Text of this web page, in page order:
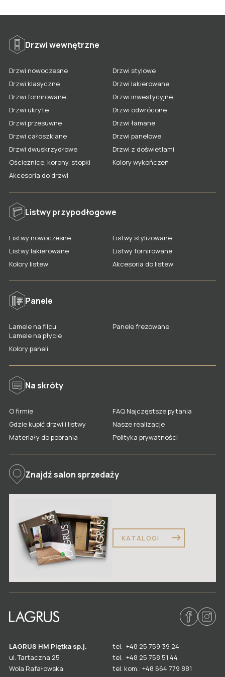
Drzwi lakierowane
Drzwi fornirowane
Drzwi nowoczesne
Drzwi stylowe
Drzwi klasyczne
Drzwi ukryte
Drzwi odwrócone
Drzwi przesuwne
Drzwi całoszklane
Drzwi panelowe
Drzwi dwuskrzydłowe
Ościeżnice, korony, stopki, naświetla
Rodzaje i kolory szkła
Akcesoria do drzwi
Gdzie kupić drzwi LAGRUS?
Listwy nowoczesne
Listwy stylizowane
Kolory listew
Akcesoria dla listew
Gdzie kupić listwy LAGRUS?
Lamele na płycie
Kolory paneli
Gdzie kupić panele LAGRUS?
Drzwi wewnętrzne
Drzwi nowoczesne
Drzwi stylowe
Drzwi klasyczne
Drzwi lakierowane
Drzwi fornirowane
Drzwi inwestycyjne
Drzwi ukryte
Drzwi odwrócone
Drzwi przesuwne
Drzwi łamane
Drzwi całoszklane
Drzwi panelowe
Drzwi dwuskrzydłowe
Drzwi z doświetlami
Ościeżnice, korony, stopki
Kolory wykończeń
Akcesoria do drzwi
Listwy przypodłogowe
Listwy nowoczesne
Listwy stylizowane
Listwy lakierowane
Listwy fornirowane
Kolory listew
Akcesoria do listew
Panele
Lamele na filcu
Lamele na płycie
Panele frezowane
Kolory paneli
Na skróty
O firmie
FAQ Najczęstsze pytania
Gdzie kupić drzwi i listwy
Nasze realizacje
Materiały do pobrania
Polityka prywatności
Znajdź salon sprzedaży
KATALOGI
LAGRUS HM Piętka sp.j.
ul. Tartaczna 25
Wola Rafałowska
tel.: +48 25 759 39 24
tel.: +48 25 758 51 44
tel. kom.: +48 664 779 881